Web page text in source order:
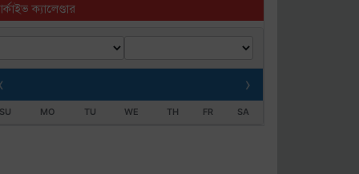
ক্যালেণ্ডার
›
MO TU WE TH FR SA